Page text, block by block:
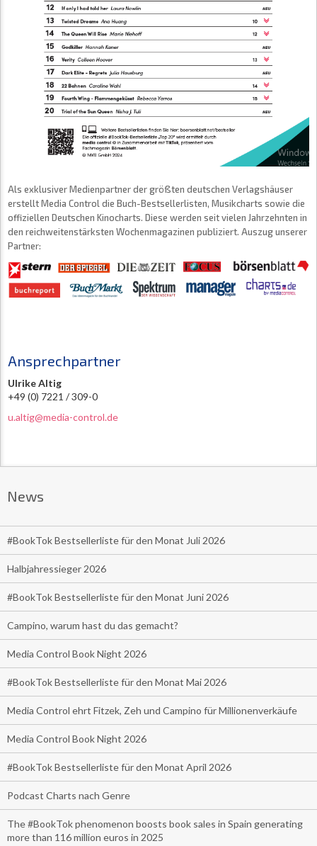
Als exklusiver Medienpartner der größten deutschen Verlagshäuser
erstellt Media Control die Buch-Bestsellerlisten, Musikcharts sowie die
offiziellen Deutschen Kinocharts. Diese werden seit vielen Jahrzehnten in
den reichweitenstärksten Wochenmagazinen publiziert. Auszug unserer
Partner:
Ansprechpartner
Ulrike Altig
+49 (0) 7221 / 309-0
u.altig@media-control.de
News
#BookTok Bestsellerliste für den Monat Juli 2026
Halbjahressieger 2026
#BookTok Bestsellerliste für den Monat Juni 2026
Campino, warum hast du das gemacht?
Media Control Book Night 2026
#BookTok Bestsellerliste für den Monat Mai 2026
Media Control ehrt Fitzek, Zeh und Campino für Millionenverkäufe
Media Control Book Night 2026
#BookTok Bestsellerliste für den Monat April 2026
Podcast Charts nach Genre
The #BookTok phenomenon boosts book sales in Spain generating
more than 116 million euros in 2025